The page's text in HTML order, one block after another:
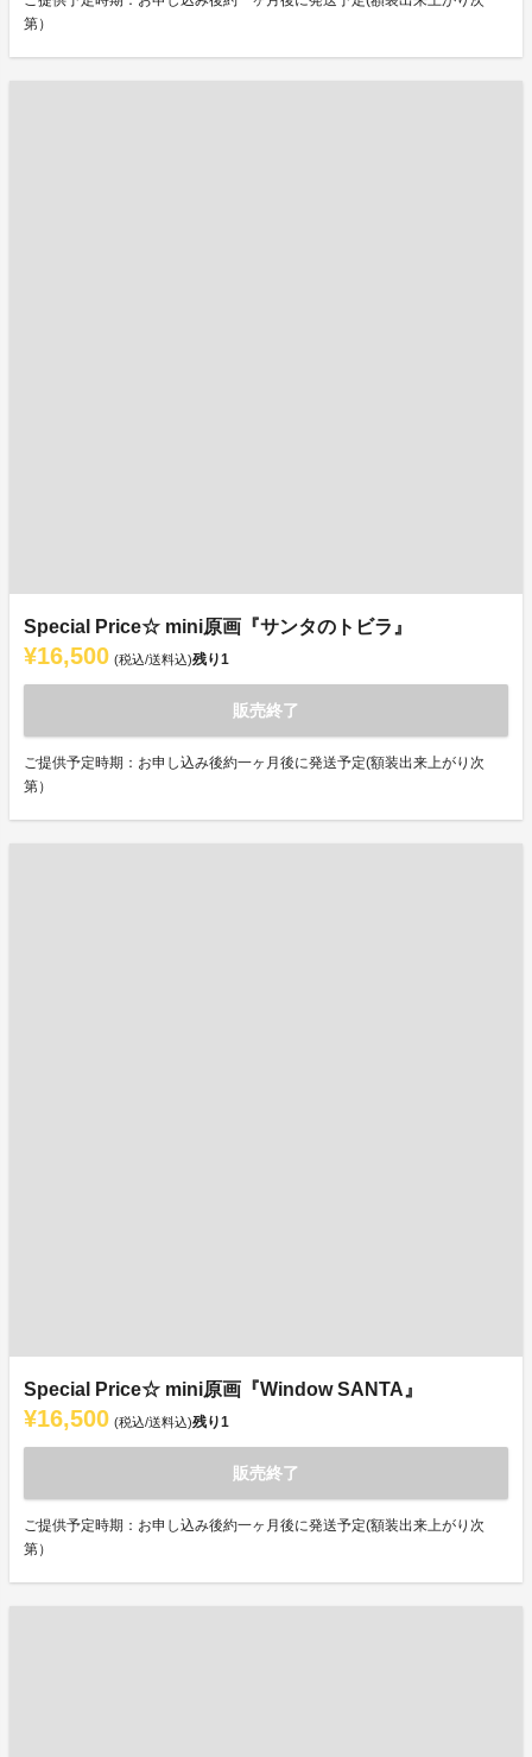
第）
Special Price☆ mini原画『サンタのトビラ』
¥16,500 (税込/送料込)残り1
販売終了
ご提供予定時期：お申し込み後約一ヶ月後に発送予定(額装出来上がり次
第）
Special Price☆ mini原画『Window SANTA』
¥16,500 (税込/送料込)残り1
販売終了
ご提供予定時期：お申し込み後約一ヶ月後に発送予定(額装出来上がり次
第）